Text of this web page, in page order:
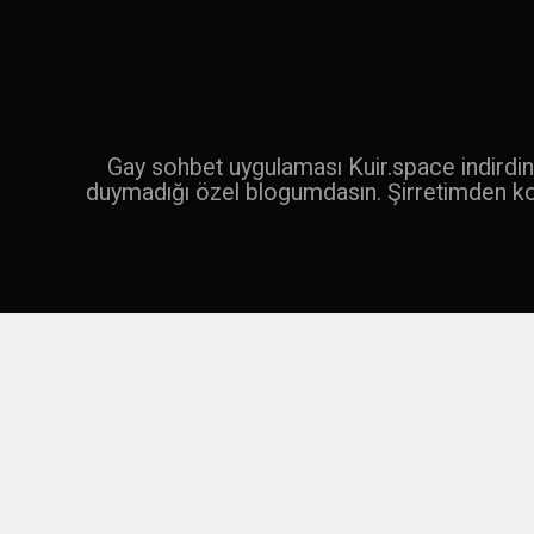
Gay sohbet uygulaması Kuir.space
duymadığı özel blogumdasın. Şirretimden